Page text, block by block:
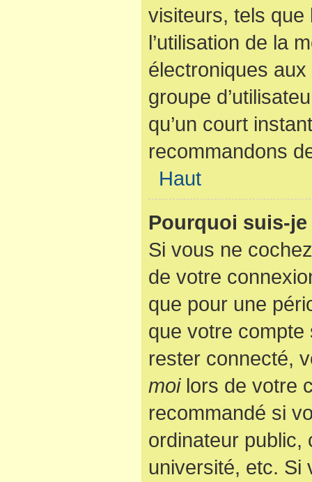
visiteurs, tels que
l’utilisation de la
électroniques aux
groupe
qu’un court
recommandons
Haut
Pourquoi suis-
Si vous ne
de votre
que pour une
que votre compte
rester connecté,
moilors de votre
recommandé si
ordinateur public,
université, etc. Si